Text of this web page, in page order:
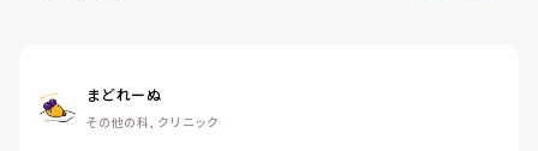
まどれーぬ
その他の科, クリニック